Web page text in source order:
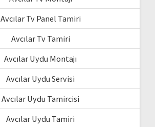
Avcılar Tv Panel Tamiri
Avcılar Tv Tamiri
Avcılar Uydu Montajı
Avcılar Uydu Servisi
Avcılar Uydu Tamircisi
Avcılar Uydu Tamiri